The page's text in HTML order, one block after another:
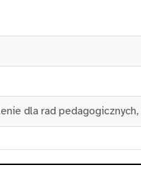
dla rad pedagogicznych,